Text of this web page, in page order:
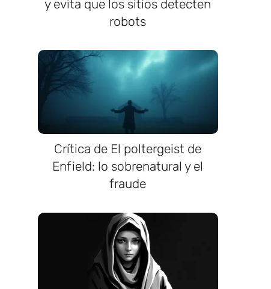
y evita que los sitios detecten
robots
Crítica de El poltergeist de
Enfield: lo sobrenatural y el
fraude